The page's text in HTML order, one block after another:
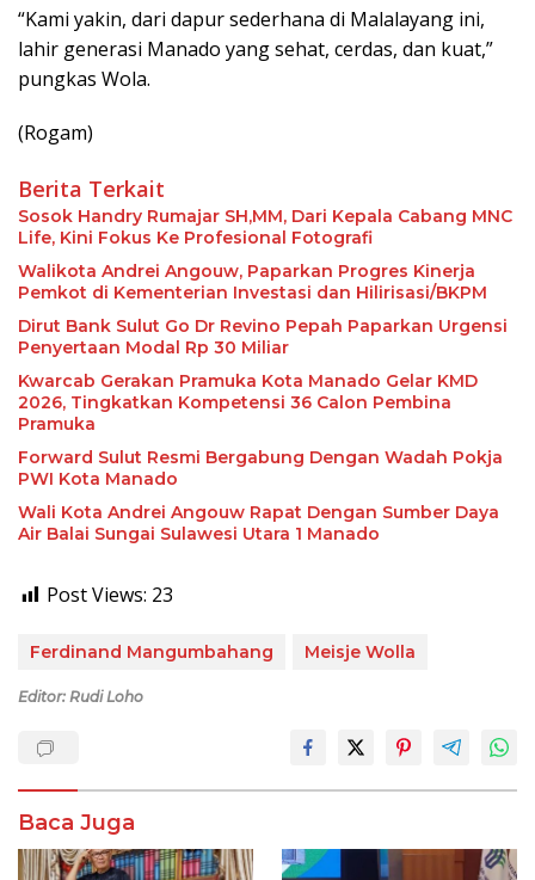
“Kami yakin, dari dapur sederhana di Malalayang ini,
lahir generasi Manado yang sehat, cerdas, dan kuat,”
pungkas Wola.
(Rogam)
Berita Terkait
Sosok Handry Rumajar SH,MM, Dari Kepala Cabang MNC
Life, Kini Fokus Ke Profesional Fotografi
Walikota Andrei Angouw, Paparkan Progres Kinerja
Pemkot di Kementerian Investasi dan Hilirisasi/BKPM
Dirut Bank Sulut Go Dr Revino Pepah Paparkan Urgensi
Penyertaan Modal Rp 30 Miliar
Kwarcab Gerakan Pramuka Kota Manado Gelar KMD
2026, Tingkatkan Kompetensi 36 Calon Pembina
Pramuka
Forward Sulut Resmi Bergabung Dengan Wadah Pokja
PWI Kota Manado
Wali Kota Andrei Angouw Rapat Dengan Sumber Daya
Air Balai Sungai Sulawesi Utara 1 Manado
Post Views: 23
Ferdinand Mangumbahang Meisje Wolla
Editor: Rudi Loho
Baca Juga